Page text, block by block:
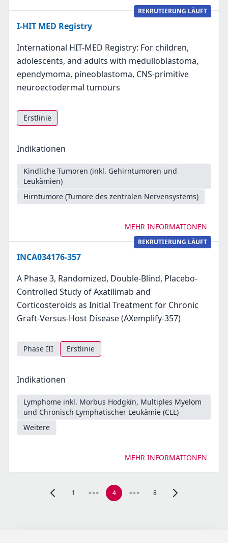
REKRUTIERUNG LÄUFT
I-HIT MED Registry
International HIT-MED Registry: For children,
adolescents, and adults with medulloblastoma,
ependymoma, pineoblastoma, CNS-primitive
neuroectodermal tumours
Erstlinie
Indikationen
Kindliche Tumoren (inkl. Gehirntumoren und
Leukämien)
Hirntumore (Tumore des zentralen Nervensystems)
MEHR INFORMATIONEN
REKRUTIERUNG LÄUFT
INCA034176-357
A Phase 3, Randomized, Double-Blind, Placebo-
Controlled Study of Axatilimab and
Corticosteroids as Initial Treatment for Chronic
Graft-Versus-Host Disease (AXemplify-357)
Phase III Erstlinie
Indikationen
Lymphome inkl. Morbus Hodgkin, Multiples Myelom
und Chronisch Lymphatischer Leukämie (CLL)
Weitere
MEHR INFORMATIONEN
Zur vorherigen Seite, Seite 3 navigieren
1 4 8 Zur nächsten